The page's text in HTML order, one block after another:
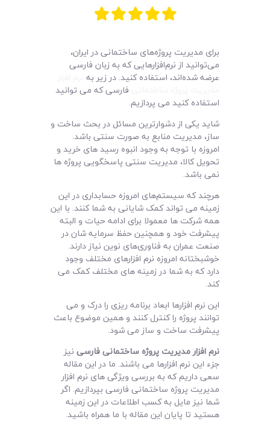
برای مدیریت پروژه‌های ساختمانی در ایران،
می‌توانید از نرم‌افزارهایی که به زبان فارسی
عرضه شده‌اند، استفاده کنید. در زیر به
فارسی که می توانید
استفاده کنید می پردازیم.
شاید یکی از دشوارترین مسائل در بحث ساخت و
ساز، مدیریت منابع به صورت سنتی باشد‌.
امروزه با توجه به وجود انبوه رسید های خرید و
تحویل کالا، مدیریت سنتی پاسخگویی پروژه ها
نمی باشد.
هرچند که سیستم‌های امروزه حسابداری در این
زمینه می تواند کمک شایانی به شما کنند. با این
همه شرکت ها معمولا برای ادامه حیات و البته
پیشرفت خود و همچنین حفظ سرمایه شان در
صنعت عمران به فناوری‌های نوین نیاز دارند.
خوشبختانه امروزه نرم افزارهای مختلف وجود
دارد که به شما در زمینه های مختلف کمک می
کند.
این نرم افزارها ابعاد برنامه ریزی را درک و می
توانند پروژه را کنترل کنند و همین موضوع باعث
پیشرفت ساخت و ساز می شود.
نرم افزار مدیریت پروژه ساختمانی فارسی نیز
جزء این نرم افزارها می باشند. ما در این مقاله
سعی داریم که به بررسی ویژگی های نرم افزار
مدیریت پروژه ساختمانی فارسی بپردازیم. اگر
شما نیز مایل به کسب اطلاعات در این زمینه
هستید تا پایان این مقاله با ما همراه باشید.